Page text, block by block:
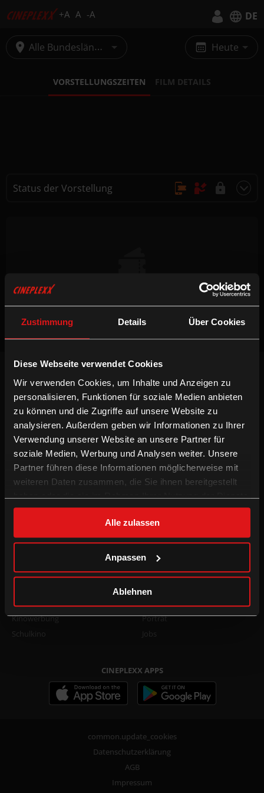
Zustimmung Details Über Cookies
Diese Webseite verwendet Cookies
Wir verwenden Cookies, um Inhalte und Anzeigen zu
personalisieren, Funktionen für soziale Medien anbieten
zu können und die Zugriffe auf unsere Website zu
analysieren. Außerdem geben wir Informationen zu Ihrer
Verwendung unserer Website an unsere Partner für
soziale Medien, Werbung und Analysen weiter. Unsere
Partner führen diese Informationen möglicherweise mit
weiteren Daten zusammen, die Sie ihnen bereitgestellt
haben oder die sie im Rahmen Ihrer Nutzung der Dienste
gesammelt haben.
Alle zulassen
Anpassen
Ablehnen
+A A -A DE
Deutsch
Alle Bundesländer Heute
VORSTELLUNGSZEITEN FILM DETAILS
Status der Vorstellung
Keine Vorstellungen verfügbar
Willst du keinen Film verpassen, registriere
dich beim Newsletter um am Laufenden zu
bleiben!
ANMELDEN
INFORMATION
Technologien
Gutschein-Info
DOT.magazine
FOLGE UNS
Facebook
Instagram
TikTok
WhatsApp
Kino mieten
Kinowerbung
Schulkino
Presse
Porträt
Jobs
CINEPLEXX APPS
common.update_cookies
Datenschutzerklärung
AGB
Impressum